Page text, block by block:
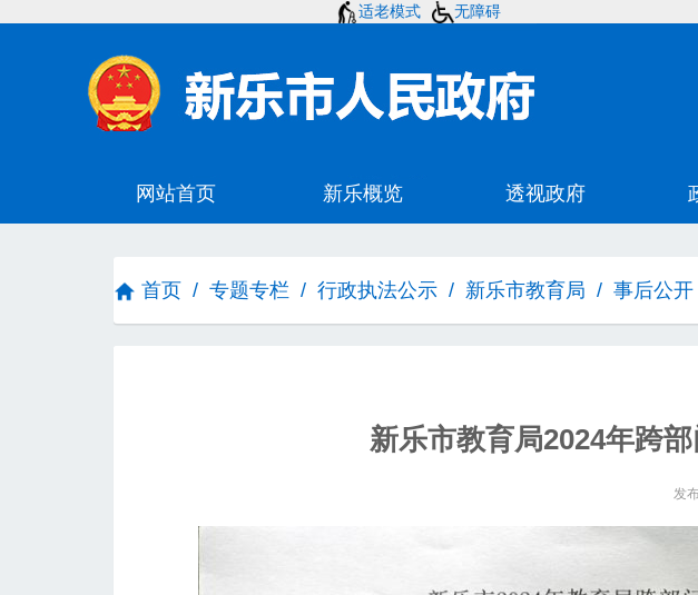
适老模式 无障碍
首页 / 专题专栏 / 行政执法公示 / 新乐市教育局 / 事后公开
新乐市教育局2024年跨
发